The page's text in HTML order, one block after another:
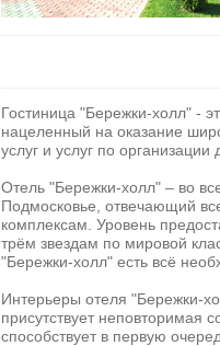
Гостиница "Бережки-холл" -
нацеленный на оказание
услуг и услуг по организации
Отель "Бережки-холл" – во
Подмосковье , отвечающий
комплексам. Уровень
трём звездам по мировой
"Бережки-холл" есть всё
Интерьеры отеля "Бережки-
присутствует
способствует в первую